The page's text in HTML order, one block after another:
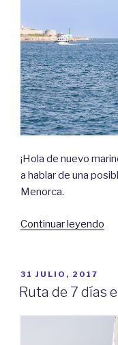
¡Hola de nuevo
a hablar de una
Menorca.
Continuar leyendo
PUBLICADO
EL
31 JULIO, 2017
Ruta de 7 días